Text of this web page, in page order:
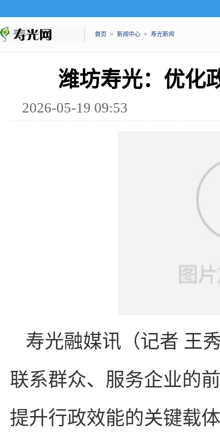
首页 > 新闻中心 > 寿光新闻
潍坊寿光：优化
2026-05-19 09:53
寿光融媒讯（记者 王
联系群众、服务企业的
提升行政效能的关键载